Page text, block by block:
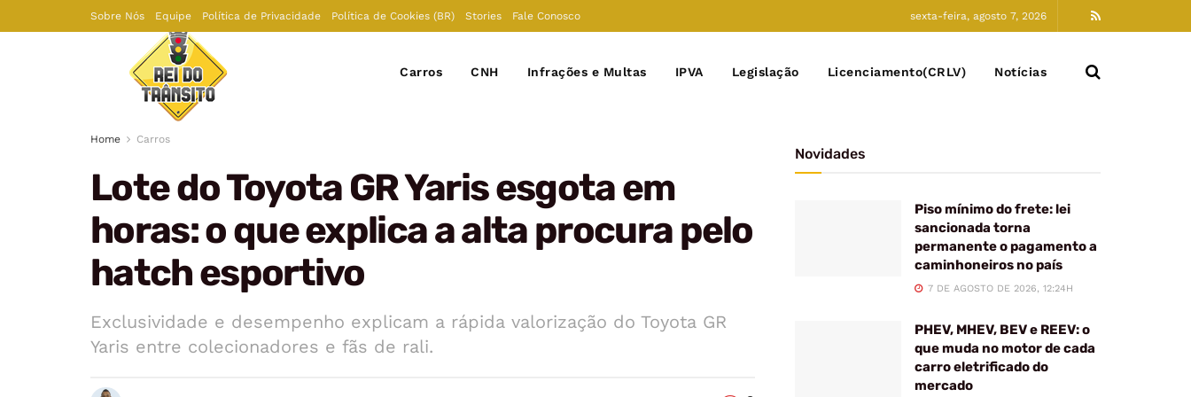
Sobre Nós Equipe Política de Privacidade Política de Cookies (BR) Stories Fale Conosco sexta-feira, agosto 7, 2026
Carros CNH Infrações e Multas IPVA Legislação Licenciamento(CRLV) Notícias
Home Carros
Lote do Toyota GR Yaris esgota em
horas: o que explica a alta procura pelo
hatch esportivo
Exclusividade e desempenho explicam a rápida valorização do Toyota GR
Yaris entre colecionadores e fãs de rali.
Novidades
Piso mínimo do frete: lei
sancionada torna
permanente o pagamento a
caminhoneiros no país
7 DE AGOSTO DE 2026, 12:24H
PHEV, MHEV, BEV e REEV: o
que muda no motor de cada
carro eletrificado do
mercado